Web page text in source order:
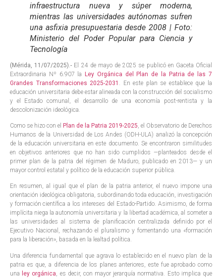
infraestructura nueva y súper moderna,
mientras las universidades autónomas sufren
una asfixia presupuestaria desde 2008 | Foto:
Ministerio del Poder Popular para Ciencia y
Tecnología
(Mérida, 11/07/2025).- El 24 de mayo de 2025 se publicó en Gaceta Oficial
Extraordinaria Nº 6.907 laLey Orgánica del Plan de la Patria de las 7
Grandes Transformaciones 2025-2031
. En este plan se establece que la
educación universitaria debe estar alineada con la construcción del socialismo
y el Estado comunal, el desarrollo de una economía post-rentista y la
descolonización ideológica.
Como se hizo con el Plan de la Patria 2019-2025, el Observatorio de Derechos
Humanos de la Universidad de Los Andes (ODH-ULA) analizó la concepción
de la educación universitaria en este documento. Se encontraron similitudes
en objetivos anteriores que no han sido cumplidos —planteados desde el
primer plan de la patria del régimen de Maduro, publicado en 2013— y un
mayor control estatal y político de la educación superior pública.
En resumen, al igual que el plan de la patria anterior, el nuevo impone una
orientación ideológica obligatoria, subordinando toda educación, investigación
y formación científica a los intereses del Estado-Partido. Asimismo, de forma
implícita niega la autonomía universitaria y la libertad académica, al someter a
las universidades al sistema de planificación centralizada definido por el
Ejecutivo Nacional, rechazando el pluralismo y fomentando una «formación
para la liberación», basada en la lealtad política.
Una diferencia fundamental que agrava lo establecido en el nuevo plan de la
patria es que, a diferencia de los planes anteriores, este fue aprobado como
una
ley orgánica, es decir, con mayor jerarquía normativa. Esto implica que